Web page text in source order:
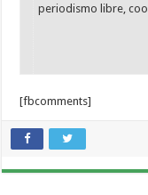
periodismo libre,
[fbcomments]